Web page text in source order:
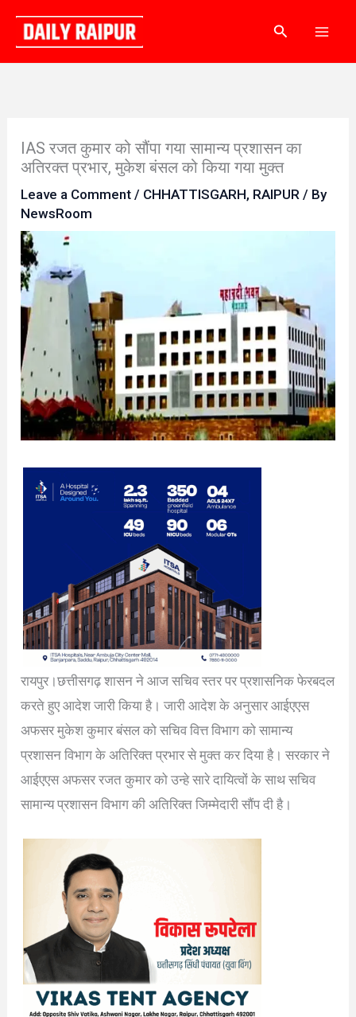
content
Search
IAS रजत कुमार को सौंपा गया सामान्य प्रशासन का
अतिरक्त प्रभार, मुकेश बंसल को किया गया मुक्त
Leave a Comment / CHHATTISGARH, RAIPUR / By
NewsRoom
रायपुर।छत्तीसगढ़ शासन ने आज सचिव स्तर पर प्रशासनिक फेरबदल
करते हुए आदेश जारी किया है। जारी आदेश के अनुसार आईएएस
अफसर मुकेश कुमार बंसल को सचिव वित्त विभाग को सामान्य
प्रशासन विभाग के अतिरिक्त प्रभार से मुक्त कर दिया है। सरकार ने
आईएएस अफसर रजत कुमार को उन्हे सारे दायित्वों के साथ सचिव
सामान्य प्रशासन विभाग की अतिरिक्त जिम्मेदारी सौंप दी है।